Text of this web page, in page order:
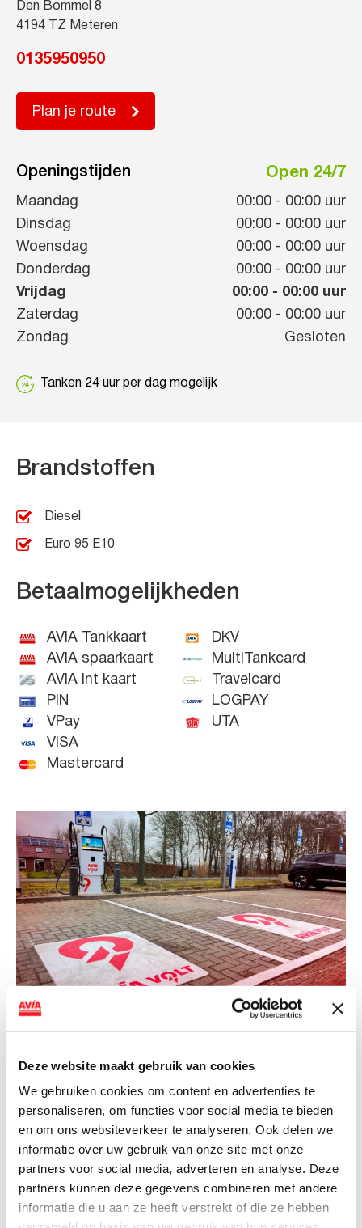
Deze website maakt gebruik van cookies
We gebruiken cookies om content en advertenties te
personaliseren, om functies voor social media te bieden
en om ons websiteverkeer te analyseren. Ook delen we
informatie over uw gebruik van onze site met onze
partners voor social media, adverteren en analyse. Deze
partners kunnen deze gegevens combineren met andere
informatie die u aan ze heeft verstrekt of die ze hebben
Den Bommel 8
4194 TZ Meteren
0135950950
Plan je route
Openingstijden Open 24/7
Maandag 00:00 - 00:00 uur
Dinsdag
00:00 - 00:00 uur
Woensdag
00:00 - 00:00 uur
Donderdag
00:00 - 00:00 uur
Vrijdag
00:00 - 00:00 uur
Zaterdag
00:00 - 00:00 uur
Zondag
Gesloten
Tanken 24 uur per dag mogelijk
Brandstoffen
Diesel
Euro 95 E10
Betaalmogelijkheden
AVIA Tankkaart
AVIA spaarkaart
AVIA Int kaart
PIN
VPay
VISA
Mastercard
DKV
MultiTankcard
Travelcard
LOGPAY
UTA
landelijke uitrol van DC-
snellaadinfrastructuur
AVIA VOLT en Fletcher Hotels starten landelijke uitrol
van DC-snellaadinfrastructuur AVIA VOLT en...
Lees verder